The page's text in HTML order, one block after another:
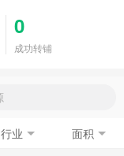
0
成功转铺
行业 面积